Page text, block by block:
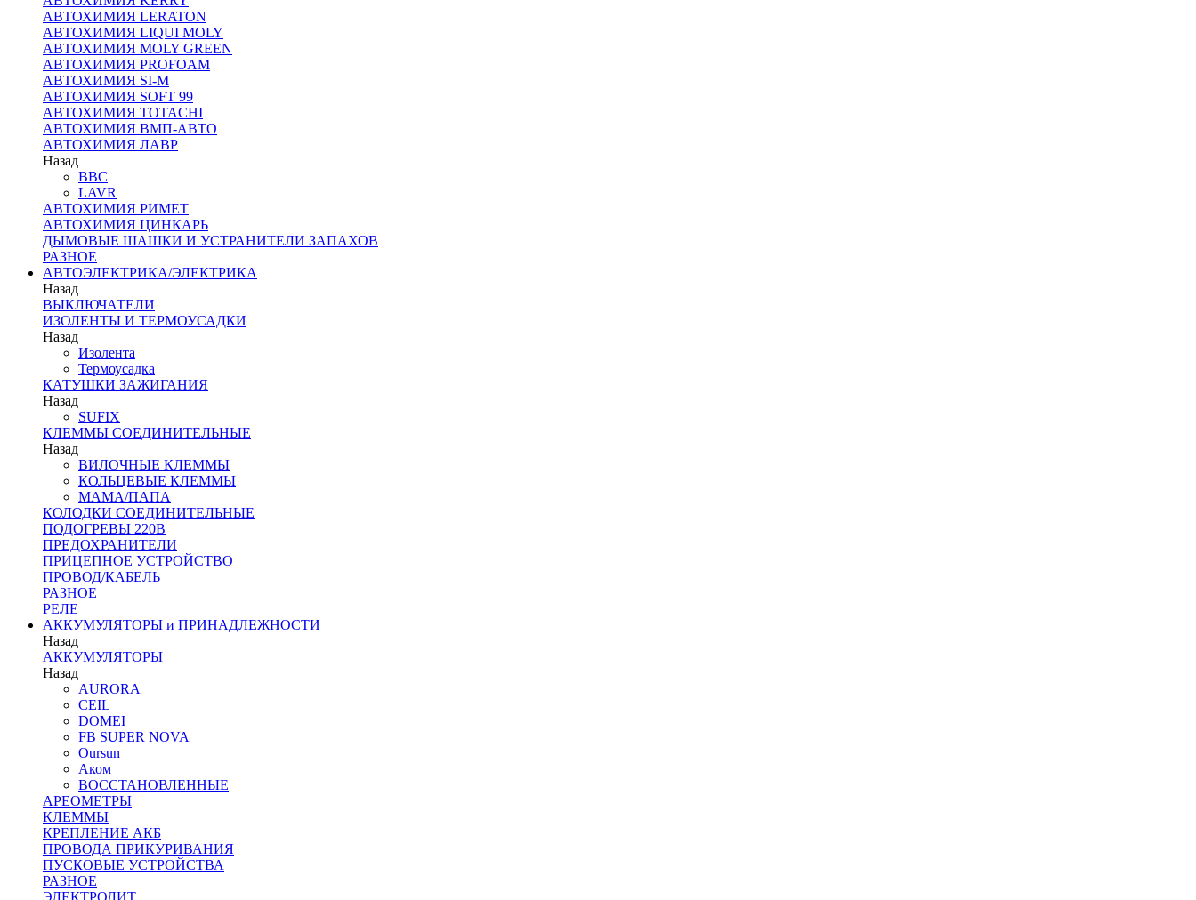
АВТОХИМИЯ LERATON
АВТОХИМИЯ LIQUI MOLY
АВТОХИМИЯ MOLY GREEN
АВТОХИМИЯ PROFOAM
АВТОХИМИЯ SI-M
АВТОХИМИЯ SOFT 99
АВТОХИМИЯ TOTACHI
АВТОХИМИЯ ВМП-АВТО
АВТОХИМИЯ ЛАВР
Назад
BBC
LAVR
АВТОХИМИЯ РИМЕТ
АВТОХИМИЯ ЦИНКАРЬ
ДЫМОВЫЕ ШАШКИ И УСТРАНИТЕЛИ ЗАПАХОВ
РАЗНОЕ
АВТОЭЛЕКТРИКА/ЭЛЕКТРИКА
Назад
ВЫКЛЮЧАТЕЛИ
ИЗОЛЕНТЫ И ТЕРМОУСАДКИ
Назад
Изолента
Термоусадка
КАТУШКИ ЗАЖИГАНИЯ
Назад
SUFIX
КЛЕММЫ СОЕДИНИТЕЛЬНЫЕ
Назад
ВИЛОЧНЫЕ КЛЕММЫ
КОЛЬЦЕВЫЕ КЛЕММЫ
МАМА/ПАПА
КОЛОДКИ СОЕДИНИТЕЛЬНЫЕ
ПОДОГРЕВЫ 220В
ПРЕДОХРАНИТЕЛИ
ПРИЦЕПНОЕ УСТРОЙСТВО
ПРОВОД/КАБЕЛЬ
РАЗНОЕ
РЕЛЕ
АККУМУЛЯТОРЫ и ПРИНАДЛЕЖНОСТИ
Назад
АККУМУЛЯТОРЫ
Назад
AURORA
CEIL
DOMEI
FB SUPER NOVA
Oursun
Аком
ВОССТАНОВЛЕННЫЕ
АРЕОМЕТРЫ
КЛЕММЫ
КРЕПЛЕНИЕ АКБ
ПРОВОДА ПРИКУРИВАНИЯ
ПУСКОВЫЕ УСТРОЙСТВА
РАЗНОЕ
ЭЛЕКТРОЛИТ